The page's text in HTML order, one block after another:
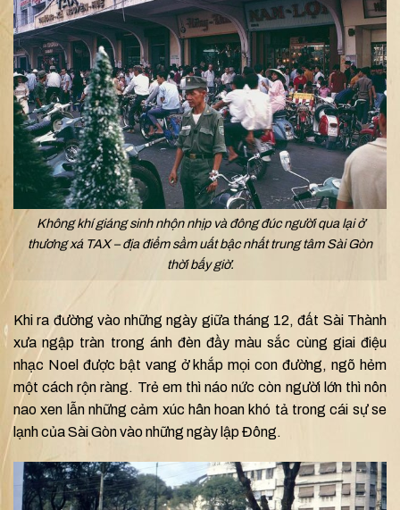
Không khí giáng sinh nhộn nhịp và đông đúc người qua lại ở
thương xá TAX – địa điểm sầm uất bậc nhất trung tâm Sài Gòn
thời bấy giờ.
Khi ra đường vào những ngày giữa tháng 12, đất Sài Thành
xưa ngập tràn trong ánh đèn đầy màu sắc cùng giai điệu
nhạc Noel được bật vang ở khắp mọi con đường, ngõ hẻm
một cách rộn ràng. Trẻ em thì náo nức còn người lớn thì nôn
nao xen lẫn những cảm xúc hân hoan khó tả trong cái sự se
lạnh của Sài Gòn vào những ngày lập Đông.